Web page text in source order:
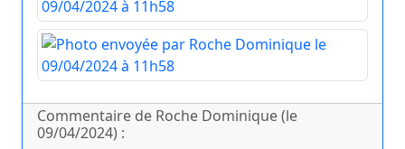
Commentaire de Roche Dominique (le
09/04/2024) :